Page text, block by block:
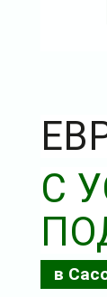
С
в